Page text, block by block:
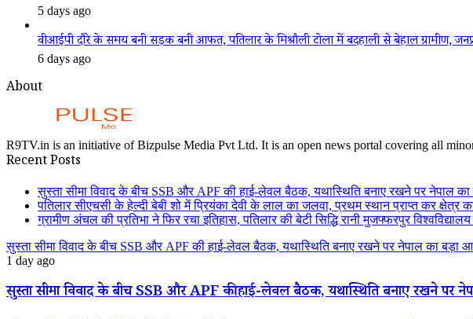
5 days ago
वीआईपी दौरे के समय बनी सड़क बनी आफत, पतिलार के मिश्रौली टोला में बदहाली से बेहाल ग्रामीण,
6 days ago
About
R9TV.in is an initiative of Bizpulse Media Pvt Ltd. It is an open news portal covering all
Recent Posts
सुस्ता सीमा विवाद के बीच SSB और APF की हाई-लेवल बैठक, यथास्थिति बनाए रखने पर नेपाल
पतिलार सीएचसी के हेल्दी बेबी शो में प्रियंका देवी के लाल का जलवा, प्रथम स्थान प्राप्त कर क्षेत्र
ग्रामीण अंचल की प्रतिभा ने फिर रचा इतिहास, पतिलार की बेटी सिद्धि रानी मुजफ्फरपुर
सुस्ता सीमा विवाद के बीच SSB और APF की हाई-लेवल बैठक, यथास्थिति बनाए रखने पर नेपाल का बड़ा
1 day ago
सुस्ता सीमा विवाद के बीच SSB और APF की हाई-लेवल बैठक, यथास्थिति बनाए रखने पर